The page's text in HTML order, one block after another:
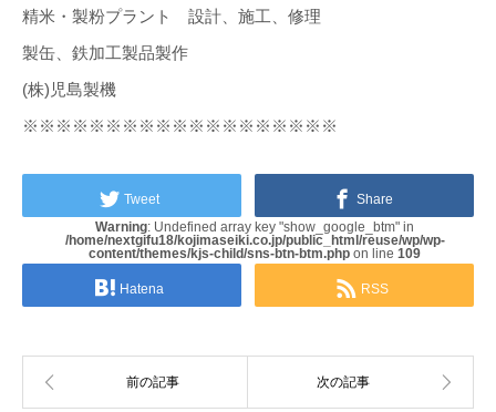
精米・製粉プラント 設計、施工、修理
製缶、鉄加工製品製作
(株)児島製機
※※※※※※※※※※※※※※※※※※※
Tweet
Share
Warning: Undefined array key "show_google_btm" in
/home/nextgifu18/kojimaseiki.co.jp/public_html/reuse/wp/wp-
content/themes/kjs-child/sns-btn-btm.php on line109
Hatena RSS